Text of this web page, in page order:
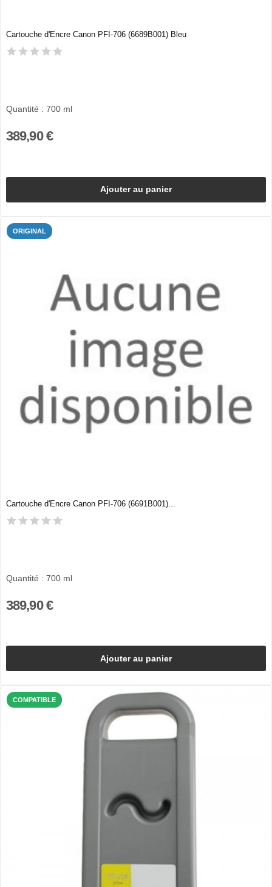
Cartouche d'Encre Canon PFI-706 (6689B001) Bleu
Quantité : 700 ml
389,90 €
Ajouter au panier
ORIGINAL
Cartouche d'Encre Canon PFI-706 (6691B001)...
Quantité : 700 ml
389,90 €
Ajouter au panier
COMPATIBLE